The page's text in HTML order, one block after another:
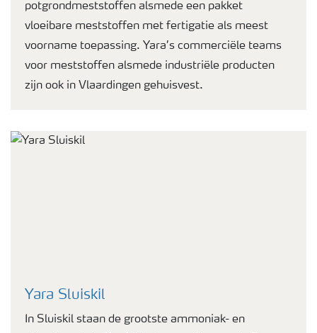
potgrondmeststoffen alsmede een pakket
vloeibare meststoffen met fertigatie als meest
voorname toepassing. Yara’s commerciële teams
voor meststoffen alsmede industriële producten
zijn ook in Vlaardingen gehuisvest.
Yara Sluiskil
In Sluiskil staan de grootste ammoniak- en